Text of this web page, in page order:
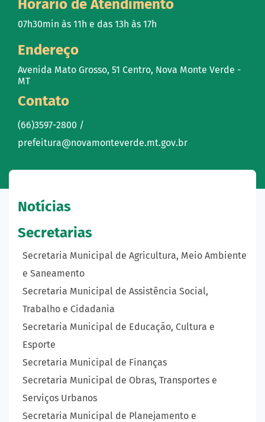
Horário de Atendimento
07h30min às 11h e das 13h às 17h
Endereço
Avenida Mato Grosso, 51 Centro, Nova Monte Verde -
MT
Contato
(66)3597-2800 /
prefeitura@novamonteverde.mt.gov.br
Notícias
Secretarias
Secretaria Municipal de Agricultura, Meio Ambiente
e Saneamento
Secretaria Municipal de Assistência Social,
Trabalho e Cidadania
Secretaria Municipal de Educação, Cultura e
Esporte
Secretaria Municipal de Finanças
Secretaria Municipal de Obras, Transportes e
Serviços Urbanos
Secretaria Municipal de Planejamento e